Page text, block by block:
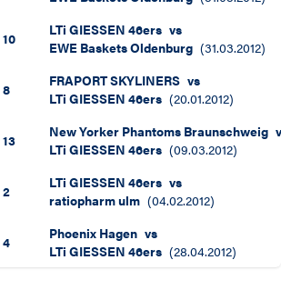
10 LTi GIESSEN 46ers vs
EWE Baskets Oldenburg (31.03.2012)
8 FRAPORT SKYLINERS vs
LTi GIESSEN 46ers (20.01.2012)
13 New Yorker Phantoms Braunschweig
LTi GIESSEN 46ers (09.03.2012)
2 LTi GIESSEN 46ers vs
ratiopharm ulm (04.02.2012)
4 Phoenix Hagen vs
LTi GIESSEN 46ers (28.04.2012)